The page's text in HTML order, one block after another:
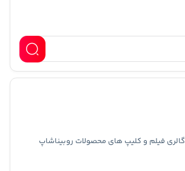
گالری فیلم و کلیپ های محصولات روبیناشاپ